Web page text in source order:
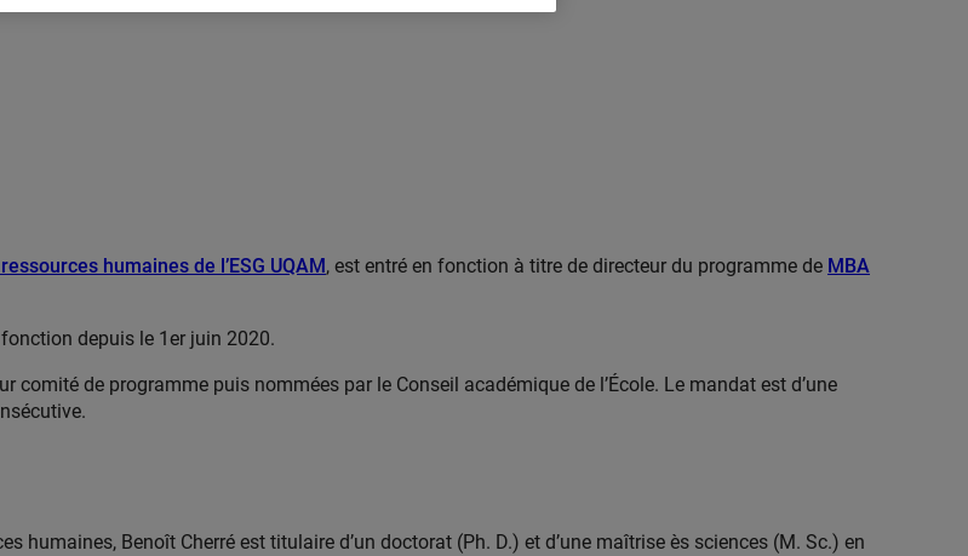
humaines de l’ESG UQAM, est entré en fonction à titre de directeur du programme de MBA
depuis le 1er juin 2020.
comité de programme puis nommées par le Conseil académique de l’École. Le mandat est d’une
humaines, Benoît Cherré est titulaire d’un doctorat (Ph. D.) et d’une maîtrise ès sciences (M. Sc.) en